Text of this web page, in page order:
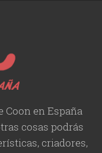
Coon en España
cosas podrás
, criadores,